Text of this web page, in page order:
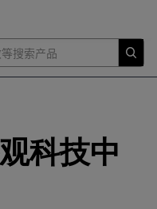
科技中